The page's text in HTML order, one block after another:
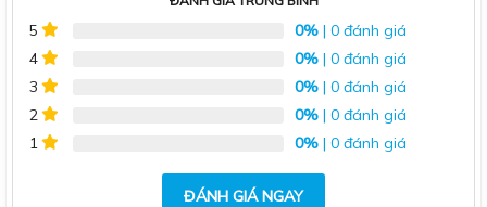
5 0% | 0 đánh giá
4
0% | 0 đánh giá
3
0% | 0 đánh giá
2
0% | 0 đánh giá
1
0% | 0 đánh giá
ĐÁNH GIÁ NGAY